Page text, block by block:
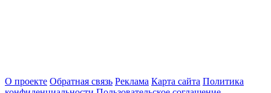
О проекте Обратная связь Реклама Карта сайта Политика